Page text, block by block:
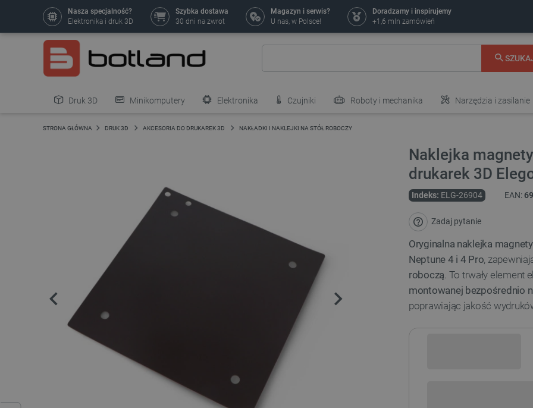
Nasza specjalność?
Elektronika i druk 3D
Szybka dostawa
30 dni na zwrot
Magazyn i serwis?
U nas, w Polsce!
Doradzamy i inspirujemy
+1,6 mln zamówień
Druk 3D Minikomputery Elektronika Czujniki Roboty i mechanika Narzędzia i zasilanie
Pozostałe
STRONA GŁÓWNA DRUK 3D AKCESORIA DO DRUKAREK 3D NAKŁADKI I NAKLEJKI NA STÓŁ ROBOCZY
Naklejka
drukarek 3D
Indeks: ELG-26904 EAN:
Zadaj pytanie
Oryginalna naklejka
Neptune 4 i 4 Pro,
roboczą. To trwały element
montowanej bezpośrednio
poprawiając jakość